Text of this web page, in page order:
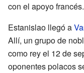
con el apoyo francés.
Estanislao llegó a
Allí, un grupo de
como rey el 12 de
oponentes polacos